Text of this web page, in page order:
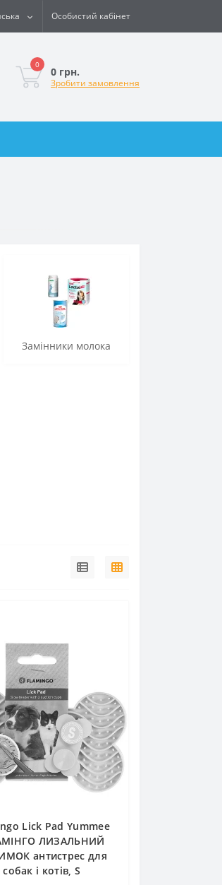
Особистий кабінет
0
0 грн.
Зробити замовлення
Замінники молока
Lick Pad Yummee
ЛИЗАЛЬНИЙ
антистрес для
собак і котів, S